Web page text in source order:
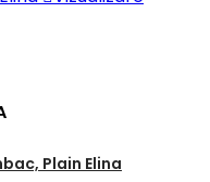
Plain Elina